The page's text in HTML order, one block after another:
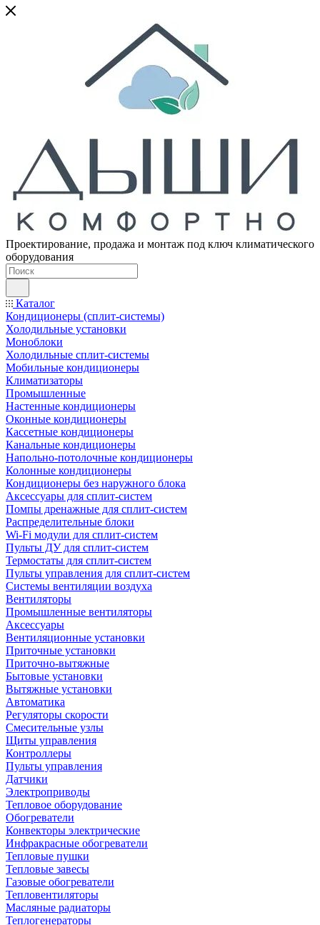
Проектирование, продажа и монтаж под ключ климатического
оборудования
Каталог
Кондиционеры (сплит-системы)
Холодильные установки
Моноблоки
Холодильные сплит-системы
Мобильные кондиционеры
Климатизаторы
Промышленные
Настенные кондиционеры
Оконные кондиционеры
Кассетные кондиционеры
Канальные кондиционеры
Напольно-потолочные кондиционеры
Колонные кондиционеры
Кондиционеры без наружного блока
Аксессуары для сплит-систем
Помпы дренажные для сплит-систем
Распределительные блоки
Wi-Fi модули для сплит-систем
Пульты ДУ для сплит-систем
Термостаты для сплит-систем
Пульты управления для сплит-систем
Системы вентиляции воздуха
Вентиляторы
Промышленные вентиляторы
Аксессуары
Вентиляционные установки
Приточные установки
Приточно-вытяжные
Бытовые установки
Вытяжные установки
Автоматика
Регуляторы скорости
Смесительные узлы
Щиты управления
Контроллеры
Пульты управления
Датчики
Электроприводы
Тепловое оборудование
Обогреватели
Конвекторы электрические
Инфракрасные обогреватели
Тепловые пушки
Тепловые завесы
Газовые обогреватели
Тепловентиляторы
Масляные радиаторы
Теплогенераторы